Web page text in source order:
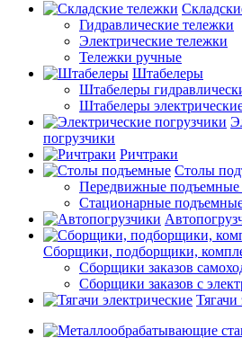
Гидравлические тележки
Электрические тележки
Тележки ручные
Штабелеры
Штабелеры
Штабелеры
погрузчики
Ричтраки
Столы
Передвижные подъемные
Стационарные
Сборщики, подборщики,
Сборщики заказов
Сборщики заказов с
Тягачи